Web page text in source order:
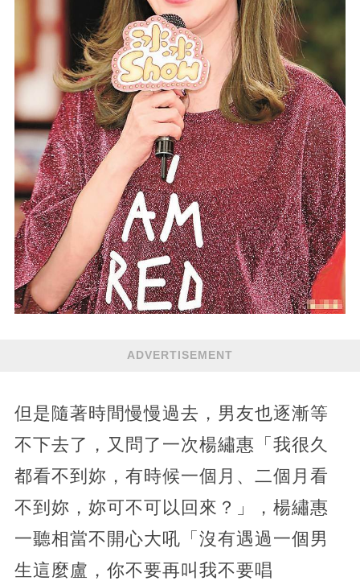
ADVERTISEMENT
但是隨著時間慢慢過去，男友也逐漸等
不下去了，又問了一次楊繡惠「我很久
都看不到妳，有時候一個月、二個月看
不到妳，妳可不可以回來？」，楊繡惠
一聽相當不開心大吼「沒有遇過一個男
生這麼盧，你不要再叫我不要唱